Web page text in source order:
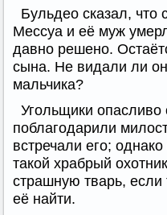
Бульдео сказал, что
Мессуа и её муж
давно решено.
сына. Не видали ли
мальчика?
Угольщики опасливо
поблагодарили
встречали его;
такой храбрый
страшную тварь, если
её найти.